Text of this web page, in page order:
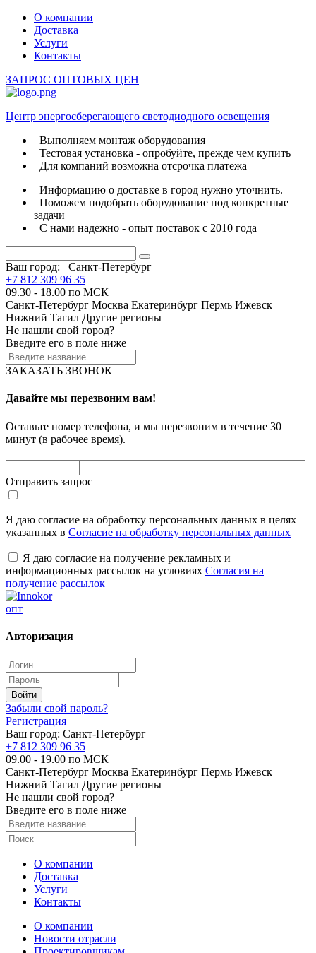
О компании
Доставка
Услуги
Контакты
ЗАПРОС ОПТОВЫХ ЦЕН
Центр энергосберегающего светодиодного освещения
Выполняем монтаж оборудования
Тестовая установка - опробуйте, прежде чем купить
Для компаний возможна отсрочка платежа
Информацию о доставке в город нужно уточнить.
Поможем подобрать оборудование под конкретные
задачи
С нами надежно - опыт поставок с 2010 года
Ваш город:
Санкт-Петербург
+7 812 309 96 35
09.30 - 18.00 по МСК
Санкт-Петербург Москва Екатеринбург Пермь Ижевск
Нижний Тагил Другие регионы
Не нашли свой город?
Введите его в поле ниже
ЗАКАЗАТЬ ЗВОНОК
Давайте мы перезвоним вам!
Оставьте номер телефона, и мы перезвоним в течение 30
минут (в рабочее время).
Отправить запрос
Я даю согласие на обработку персональных данных в целях
указанных в Согласие на обработку персональных данных
Я даю согласие на получение рекламных и
информационных рассылок на условиях Согласия на
получение рассылок
опт
Авторизация
Забыли свой пароль?
Регистрация
Ваш город: Санкт-Петербург
+7 812 309 96 35
09.00 - 19.00 по МСК
Санкт-Петербург Москва Екатеринбург Пермь Ижевск
Нижний Тагил Другие регионы
Не нашли свой город?
Введите его в поле ниже
О компании
Доставка
Услуги
Контакты
О компании
Новости отрасли